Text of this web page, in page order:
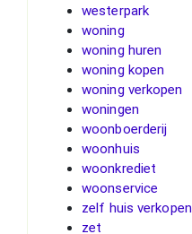
westerpark
woning
woning huren
woning kopen
woning verkopen
woningen
woonboerderij
woonhuis
woonkrediet
woonservice
zelf huis verkopen
zet